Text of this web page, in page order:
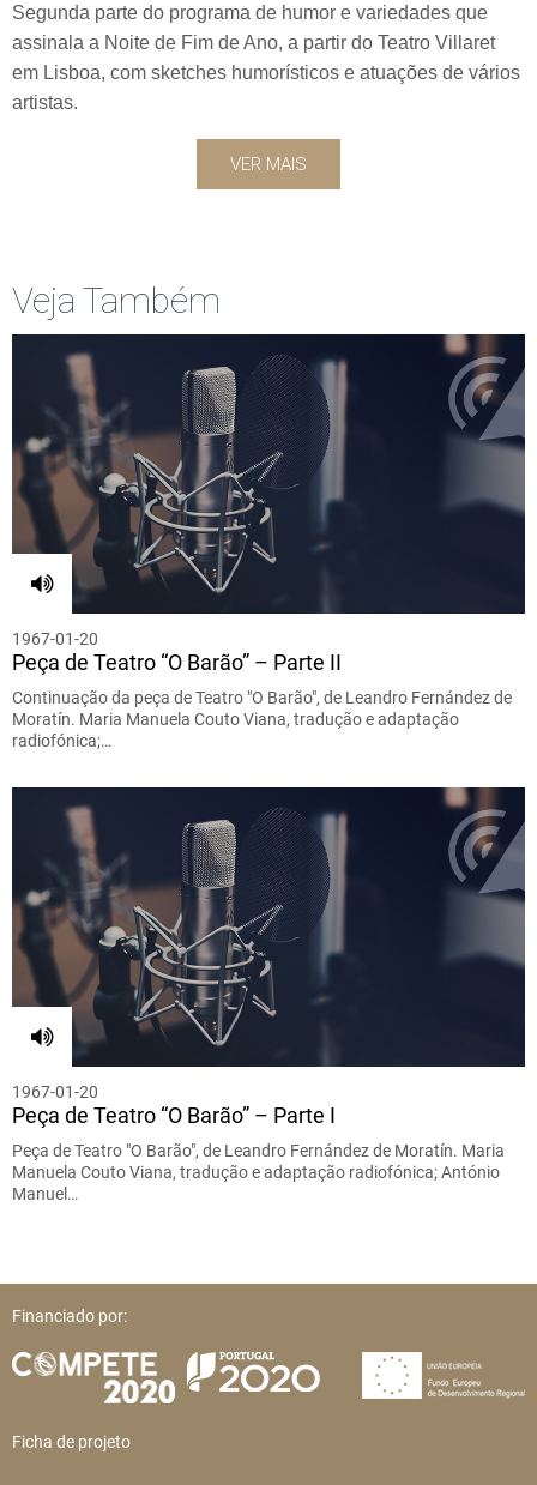
Segunda parte do programa de humor e variedades que
assinala a Noite de Fim de Ano, a partir do Teatro Villaret
em Lisboa, com sketches humorísticos e atuações de vários
artistas.
VER MAIS
Veja Também
1967-01-20
Peça de Teatro “O Barão” – Parte II
Continuação da peça de Teatro "O Barão", de Leandro Fernández de
Moratín. Maria Manuela Couto Viana, tradução e adaptação
radiofónica;…
1967-01-20
Peça de Teatro “O Barão” – Parte I
Peça de Teatro "O Barão", de Leandro Fernández de Moratín. Maria
Manuela Couto Viana, tradução e adaptação radiofónica; António
Manuel…
Financiado por:
Ficha de projeto